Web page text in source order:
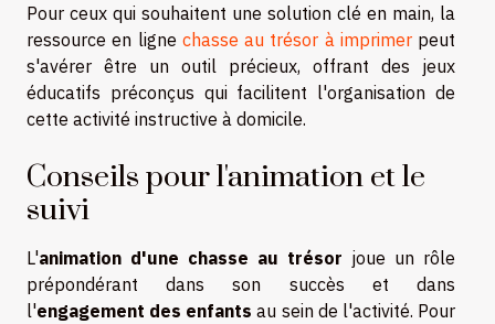
Pour ceux qui souhaitent une solution clé en main, la
ressource en ligne chasse au trésor à imprimerpeut
s'avérer être un outil précieux, offrant des jeux
éducatifs préconçus qui facilitent l'organisation de
cette activité instructive à domicile.
Conseils pour l'animation et le
suivi
L'animation d'une chasse au trésor joue un rôle
prépondérant dans son succès et dans
l'engagement des enfants au sein de l'activité. Pour